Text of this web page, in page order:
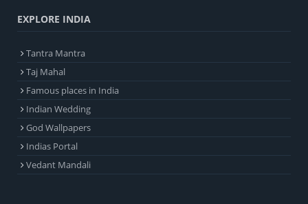
EXPLORE INDIA
Tantra Mantra
Taj Mahal
Famous places in India
Indian Wedding
God Wallpapers
Indias Portal
Vedant Mandali